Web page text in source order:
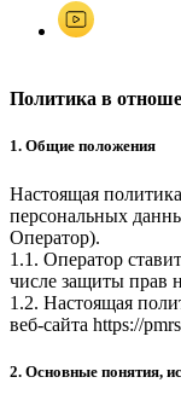
Политика в
1. Общие положения
Настоящая
персональных
Оператор).
1.1. Оператор
числе защиты прав
1.2. Настоящая
веб-сайта https://
2. Основные понятия,